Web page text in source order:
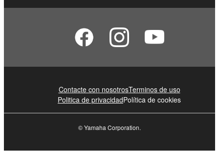
Contacte con nosotrosTerminos de uso
Politica de privacidadPolítica de cookies
© Yamaha Corporation.